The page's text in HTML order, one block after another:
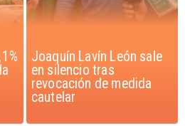
Chile y Venezuela
formalizan reinicio de
relaciones consulares